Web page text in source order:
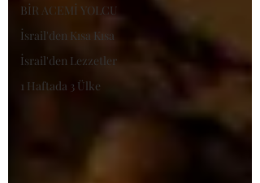
BİR ACEMİ YOLCU
İsrail'den Kısa Kısa
İsrail'den Lezzetler
1 Haftada 3 Ülke